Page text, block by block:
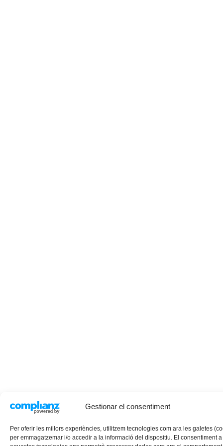
Gestionar el consentiment
Per oferir les millors experiències, utilitzem tecnologies com ara les galetes
per emmagatzemar i/o accedir a la informació del dispositiu. El consentiment a